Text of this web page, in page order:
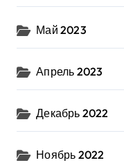
Май 2023
Апрель 2023
Декабрь 2022
Ноябрь 2022